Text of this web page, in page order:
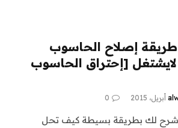
1014 : طريقة إصلاح الحاسوب
[إحتراق الحاسوب
0
لك بطريقة بسيطة كيف تحل